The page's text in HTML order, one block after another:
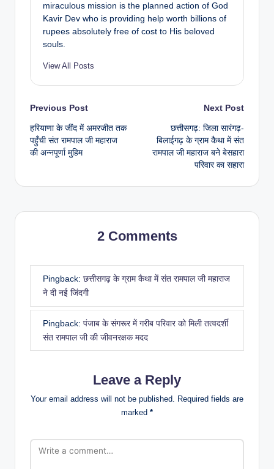
miraculous mission is the planned action of God
Kavir Dev who is providing help worth billions of
rupees absolutely free of cost to His beloved
souls.
View All Posts
Previous Post
हरियाणा के जींद में अमरजीत तक
पहुँची संत रामपाल जी महाराज
की अन्नपूर्णा मुहिम
Next Post
छत्तीसगढ़: जिला सारंगढ़-
बिलाईगढ़ के ग्राम कैथा में संत
रामपाल जी महाराज बने बेसहारा
परिवार का सहारा
2 Comments
Pingback: छत्तीसगढ़ के ग्राम कैथा में संत रामपाल जी महाराज
ने दी नई जिंदगी
Pingback: पंजाब के संगरूर में गरीब परिवार को मिली तत्वदर्शी
संत रामपाल जी की जीवनरक्षक मदद
Leave a Reply
Your email address will not be published. Required fields are
marked *